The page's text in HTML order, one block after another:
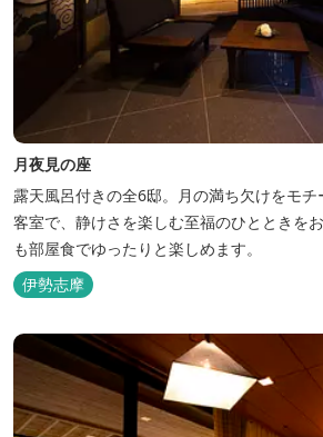
月夜見の座
露天風呂付きの全6邸。月の満ち欠けをモ
客室で、静けさを楽しむ至福のひとときを
も部屋食でゆったりと楽しめます。
伊勢志摩